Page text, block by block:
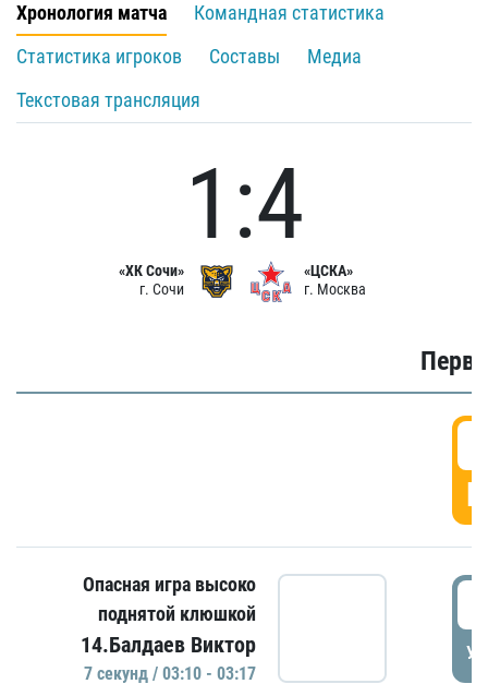
Хронология матча
Командная статистика
Статистика игроков
Составы
Медиа
Текстовая трансляция
«ХК Сочи»
г. Сочи
1:4
«ЦСКА»
г. Москва
Опасная игра высоко
поднятой клюшкой
14.Балдаев Виктор
7 секунд / 03:10 - 03:17